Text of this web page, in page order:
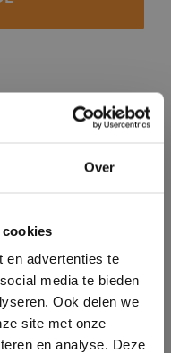
Over
en advertenties te
media te bieden
Ook delen we
site met onze
en analyse. Deze
op Trustpilot
offerte
and is no
the website
om de
Door
geeft u
cookies in
Lees